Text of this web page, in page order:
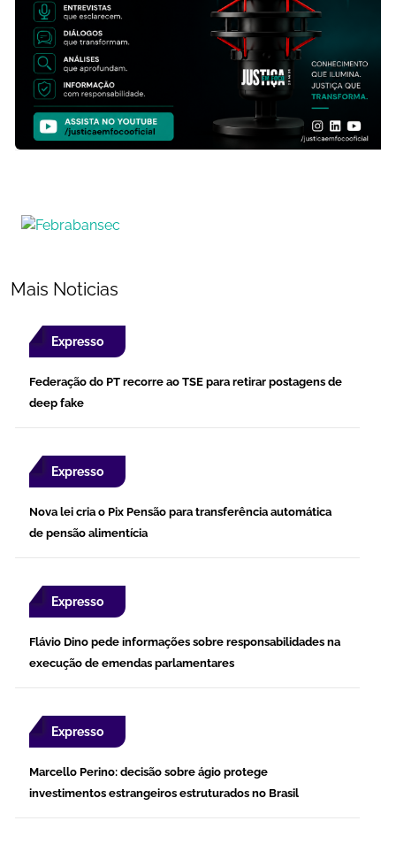
Mais Noticias
Expresso
Federação do PT recorre ao TSE para retirar postagens de
deep fake
Expresso
Nova lei cria o Pix Pensão para transferência automática
de pensão alimentícia
Expresso
Flávio Dino pede informações sobre responsabilidades na
execução de emendas parlamentares
Expresso
Marcello Perino: decisão sobre ágio protege
investimentos estrangeiros estruturados no Brasil